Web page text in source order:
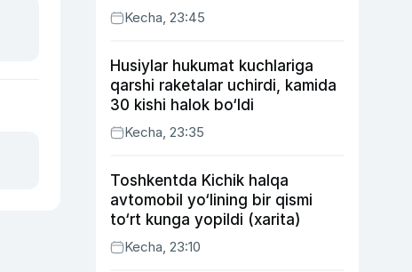
Kecha, 23:45
Husiylar hukumat kuchlariga
qarshi raketalar uchirdi, kamida
30 kishi halok bo‘ldi
Kecha, 23:35
Toshkentda Kichik halqa
avtomobil yo‘lining bir qismi
to‘rt kunga yopildi (xarita)
Kecha, 23:10